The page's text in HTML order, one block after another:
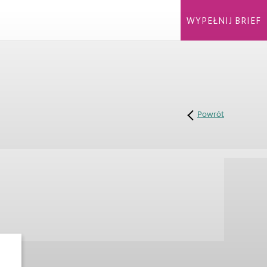
Powrót
WYPEŁNIJ BRIEF